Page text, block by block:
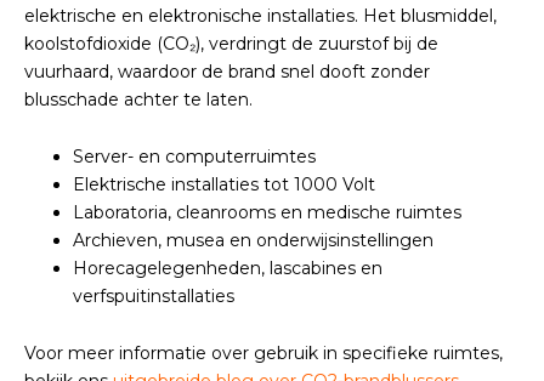
elektrische en elektronische installaties. Het blusmiddel,
koolstofdioxide (CO₂), verdringt de zuurstof bij de
vuurhaard, waardoor de brand snel dooft zonder
blusschade achter te laten.
Server- en computerruimtes
Elektrische installaties tot 1000 Volt
Laboratoria, cleanrooms en medische ruimtes
Archieven, musea en onderwijsinstellingen
Horecagelegenheden, lascabines en
verfspuitinstallaties
Voor meer informatie over gebruik in specifieke ruimtes,